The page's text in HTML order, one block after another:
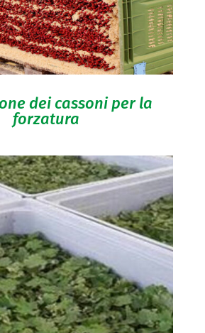
dei cassoni per la
forzatura